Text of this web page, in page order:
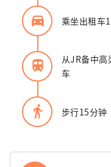
directions_car_filled 乘坐出租车
train
从JR备中
车
directions_walk 步行15分钟